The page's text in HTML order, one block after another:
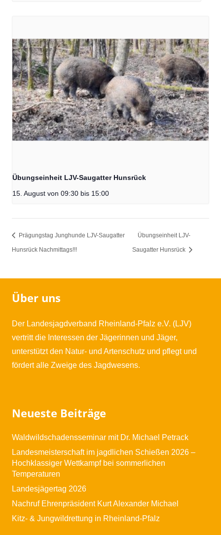
Übungseinheit LJV-Saugatter Hunsrück
15. August von 09:30 bis 15:00
Prägungstag Junghunde LJV-Saugatter
Hunsrück Nachmittags!!!
Übungseinheit LJV-
Saugatter Hunsrück
Über uns
Der Landesjagdverband Rheinland-Pfalz e.V. (LJV)
vertritt die Interessen der Jägerinnen und Jäger,
unterstützt den Natur- und Artenschutz und pflegt und
fördert alle Zweige des Jagdwesens.
Neueste Beiträge
Waldwildschadensseminar mit Dr. Michael Petrack
Landesmeisterschaft im jagdlichen Schießen 2026 –
Hochklassiger Wettkampf bei sommerlichen
Temperaturen
Landesjägertag 2026
Nachruf Ehrenpräsident Kurt Alexander Michael
Kitz- & Jungwildrettung in Rheinland-Pfalz